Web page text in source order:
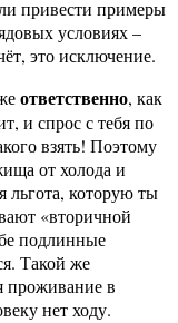
привести примеры
условиях –
это исключение.
ответственно, как
и спрос с тебя по
взять! Поэтому
от холода и
льгота, которую ты
«вторичной
подлинные
Такой же
проживание в
нет ходу.